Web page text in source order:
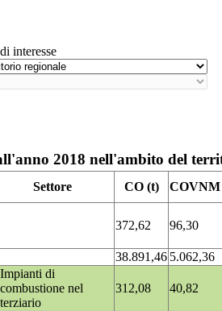
interesse
2018 nell'ambito del
Settore CO (t)
COVNM
372,62 96,30
38.891,46 5.062,36
Impianti di
combustione nel
terziario
312,08 40,82